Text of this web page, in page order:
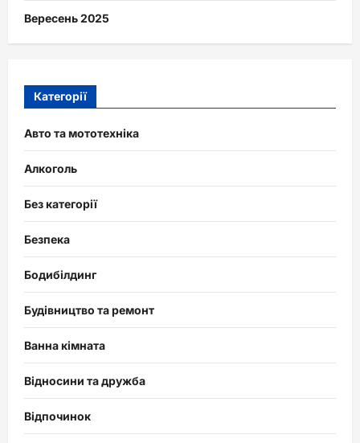
Вересень 2025
Категорії
Авто та мототехніка
Алкоголь
Без категорії
Безпека
Бодибілдинг
Будівництво та ремонт
Ванна кімната
Відносини та дружба
Відпочинок